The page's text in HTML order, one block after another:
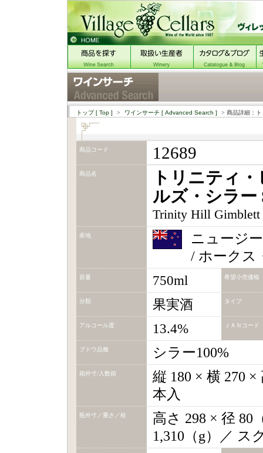
トップ[ Top ] > ワインサーチ [ Advanced Search ] > 商品詳細：
商品コード 12689
商品名
トリニティ
ルズ・シラー
Trinity Hill Gimblett
産地
ニュージ
/ ホークス
容量 750ml 希望小売価格
分類 果実酒 タイプ
アルコール度 13.4% ＪＡＮコード
ブドウ品種 シラー100%
箱外寸/入数箱
縦 180 × 横 270
本入
瓶外寸／重さ／栓
高さ 298 × 径 80
1,310（g）／ ス